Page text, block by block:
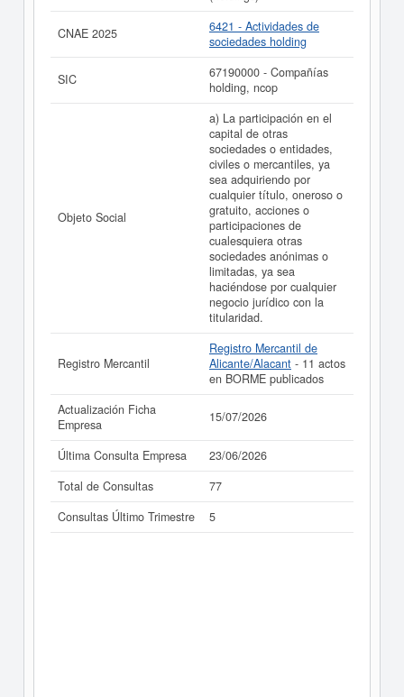
CNAE 2025
6421 - Actividades de
sociedades holding
SIC
67190000 - Compañías
holding, ncop
Objeto Social
a) La participación en el
capital de otras
sociedades o entidades,
civiles o mercantiles, ya
sea adquiriendo por
cualquier título, oneroso o
gratuito, acciones o
participaciones de
cualesquiera otras
sociedades anónimas o
limitadas, ya sea
haciéndose por cualquier
negocio jurídico con la
titularidad.
Registro Mercantil
Registro Mercantil de
Alicante/Alacant - 11 actos
en BORME publicados
Actualización Ficha
Empresa
15/07/2026
Última Consulta Empresa
23/06/2026
Total de Consultas
77
Consultas Último Trimestre
5